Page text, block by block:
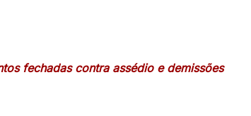
fechadas contra assédio e demissões